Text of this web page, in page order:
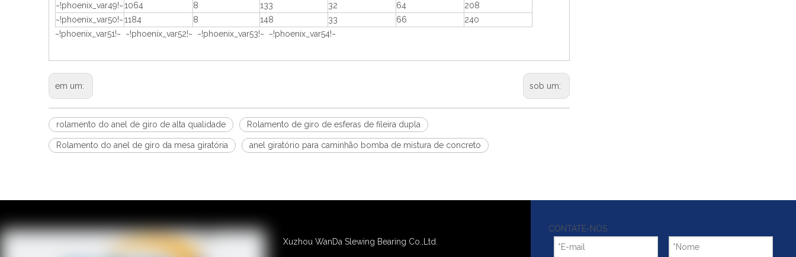
~!phoenix_var49!~1064 8 133 32 64
208
~!phoenix_var50!~1184 8 148 33 66
240
~!phoenix_var51!~ ~!phoenix_var52!~ ~!phoenix_var53!~ ~!phoenix_var54!~
em um: sob um:
rolamento do anel de giro de alta qualidade Rolamento de giro de esferas de fileira dupla
Rolamento do anel de giro da mesa giratória anel giratório para caminhão bomba de mistura de concreto
Xuzhou WanDa Slewing Bearing Co.,Ltd.
CONTATE-NOS